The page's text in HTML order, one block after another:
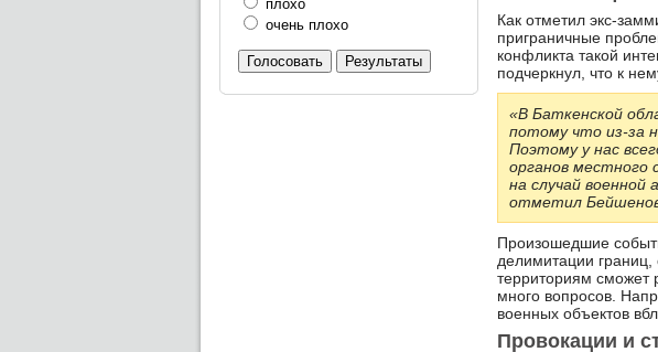
Как отметил экс-
приграничные
конфликта такой
подчеркнул, что к
«В Баткенской
потому что из-за
Поэтому у нас
органов местного
на случай
отметил
Произошедшие
делимитации границ,
территориям сможет
много вопросов.
военных объектов
Провокации и
плохо
очень плохо
Голосовать Результаты